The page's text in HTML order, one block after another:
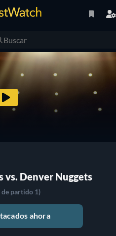
vs. Denver Nuggets
de partido 1)
ahora